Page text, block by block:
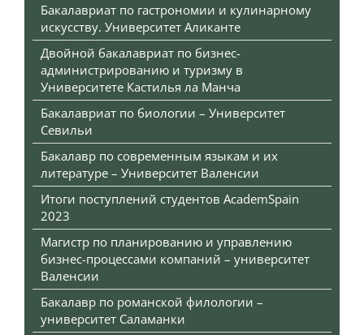
Бакалавриат по гастрономии и кулинарному
искусству. Университет Аликанте
Двойной бакалавриат по бизнес-
администрированию и туризму в
Университете Кастилья ла Манча
Бакалавриат по биологии – Университет
Севильи
Бакалавр по современным языкам и их
литературе – Университет Валенсии
Итоги поступлений студентов AcademSpain
2023
Магистр по планированию и управлению
бизнес-процессами компаний – университет
Валенсии
Бакалавр по романской филологии –
университет Саламанки